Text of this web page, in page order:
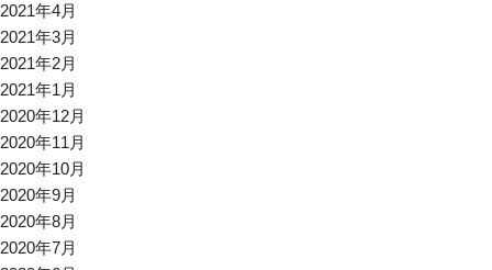
2021年4月
2021年3月
2021年2月
2021年1月
2020年12月
2020年11月
2020年10月
2020年9月
2020年8月
2020年7月